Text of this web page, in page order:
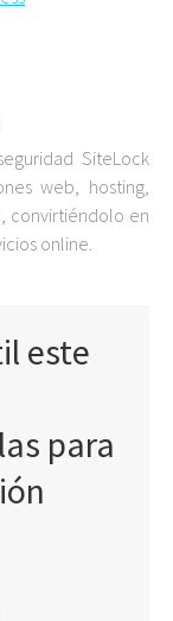
SiteLock
web, hosting,
convirtiéndolo en
online.
este
para